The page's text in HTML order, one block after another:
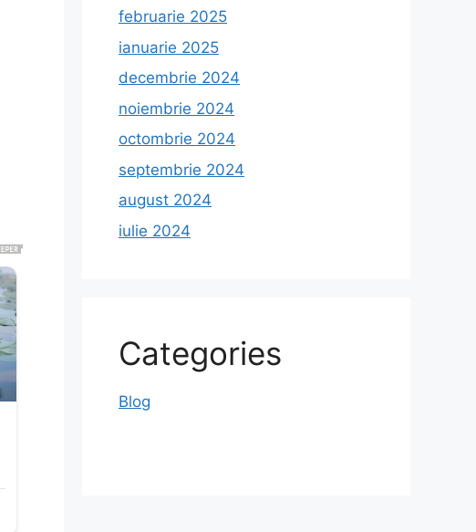
februarie 2025
ianuarie 2025
decembrie 2024
noiembrie 2024
octombrie 2024
septembrie 2024
august 2024
iulie 2024
Categories
Blog